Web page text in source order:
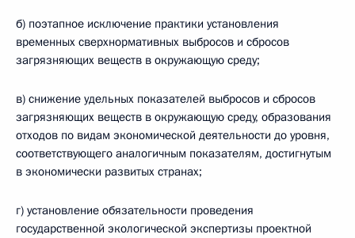
б) поэтапное исключение практики установления
временных сверхнормативных выбросов и сбросов
загрязняющих веществ в окружающую среду;
в) снижение удельных показателей выбросов и сбросов
загрязняющих веществ в окружающую среду, образования
отходов по видам экономической деятельности до уровня,
соответствующего аналогичным показателям, достигнутым
в экономически развитых странах;
г) установление обязательности проведения
государственной экологической экспертизы проектной